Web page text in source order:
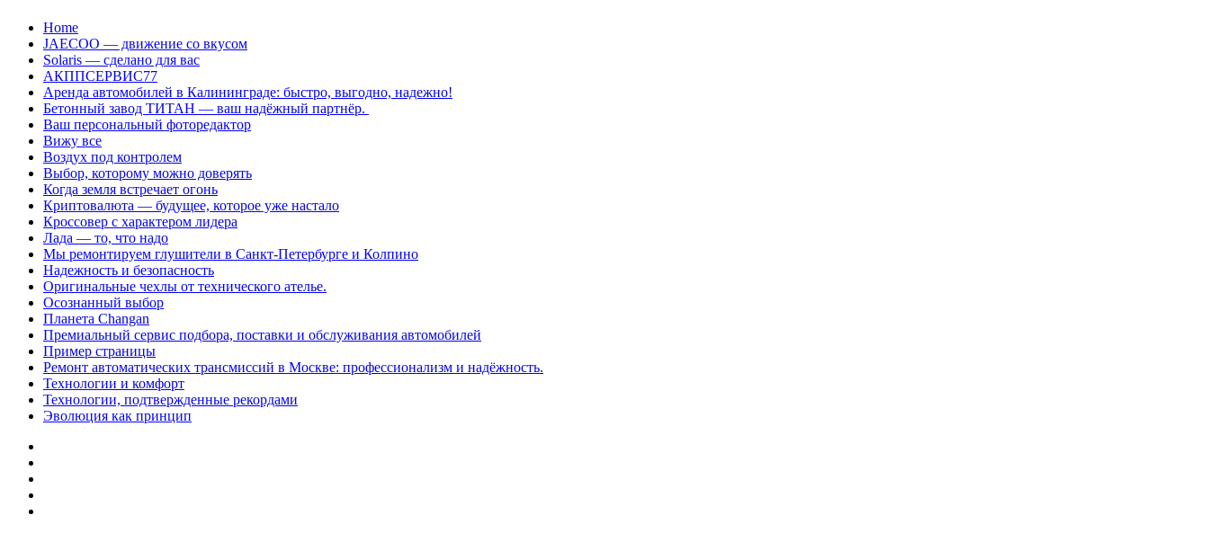
Перейти
содержанию
Home
JAECOO — движение со вкусом
Solaris — сделано для вас
АКППСЕРВИС77
Аренда автомобилей в Калининграде: быстро, выгодно, надежно!
Бетонный завод ТИТАН — ваш надёжный партнёр.
Ваш персональный фоторедактор
Вижу все
Воздух под контролем
Выбор, которому можно доверять
Когда земля встречает огонь
Криптовалюта — будущее, которое уже настало
Кроссовер с характером лидера
Лада — то, что надо
Мы ремонтируем глушители в Санкт-Петербурге и Колпино
Надежность и безопасность
Оригинальные чехлы от технического ателье.
Осознанный выбор
Планета Changan
Премиальный сервис подбора, поставки и обслуживания автомобилей
Пример страницы
Ремонт автоматических трансмиссий в Москве: профессионализм и надёжность.
Технологии и комфорт
Технологии, подтвержденные рекордами
Эволюция как принцип